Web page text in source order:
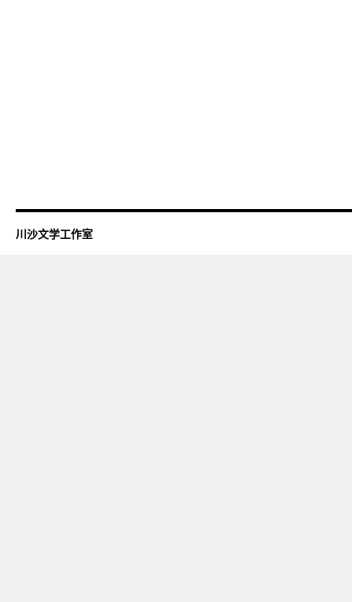
川沙文学工作室